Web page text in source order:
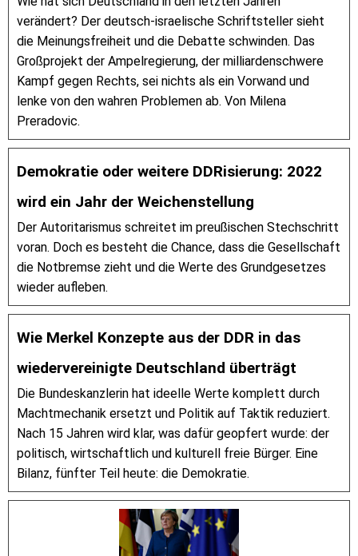
verändert? Der deutsch-israelische Schriftsteller sieht
die Meinungsfreiheit und die Debatte schwinden. Das
Großprojekt der Ampelregierung, der milliardenschwere
Kampf gegen Rechts, sei nichts als ein Vorwand und
lenke von den wahren Problemen ab. Von Milena
Preradovic.
Demokratie oder weitere DDRisierung: 2022
wird ein Jahr der Weichenstellung
Der Autoritarismus schreitet im preußischen Stechschritt
voran. Doch es besteht die Chance, dass die Gesellschaft
die Notbremse zieht und die Werte des Grundgesetzes
wieder aufleben.
Wie Merkel Konzepte aus der DDR in das
wiedervereinigte Deutschland überträgt
Die Bundeskanzlerin hat ideelle Werte komplett durch
Machtmechanik ersetzt und Politik auf Taktik reduziert.
Nach 15 Jahren wird klar, was dafür geopfert wurde: der
politisch, wirtschaftlich und kulturell freie Bürger. Eine
Bilanz, fünfter Teil heute: die Demokratie.